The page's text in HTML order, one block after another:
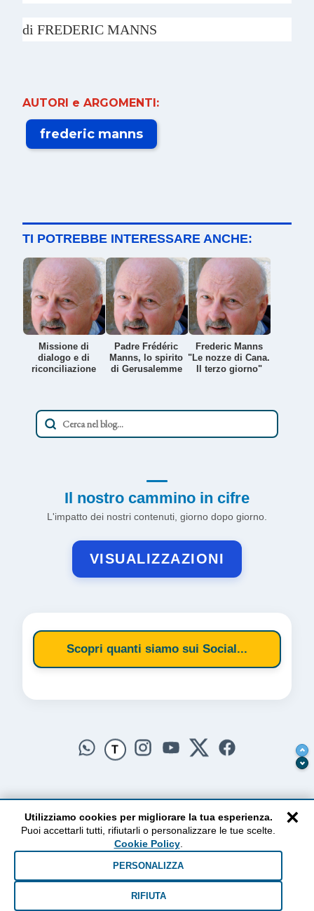
di FREDERIC MANNS
AUTORI e ARGOMENTI:
frederic manns
TI POTREBBE INTERESSARE ANCHE:
Missione di
dialogo e di
riconciliazione
Padre Frédéric
Manns, lo spirito
di Gerusalemme
Frederic Manns
"Le nozze di Cana.
Il terzo giorno"
Il nostro cammino in cifre
L'impatto dei nostri contenuti, giorno dopo giorno.
VISUALIZZAZIONI
Scopri quanti siamo sui Social...
T
AlzogliOcchiversoilCielo
Dal 2010 ad oggi • Testi e pensieri tra terra e cielo
×
Utilizziamo cookies per migliorare la tua esperienza.
Puoi accettarli tutti, rifiutarli o personalizzare le tue scelte.
Cookie Policy.
PERSONALIZZA
RIFIUTA